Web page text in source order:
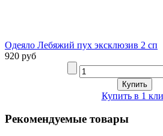
Одеяло Лебяжий пух эксклюзив 2 сп
920 руб
Купить в 1
Рекомендуемые товары